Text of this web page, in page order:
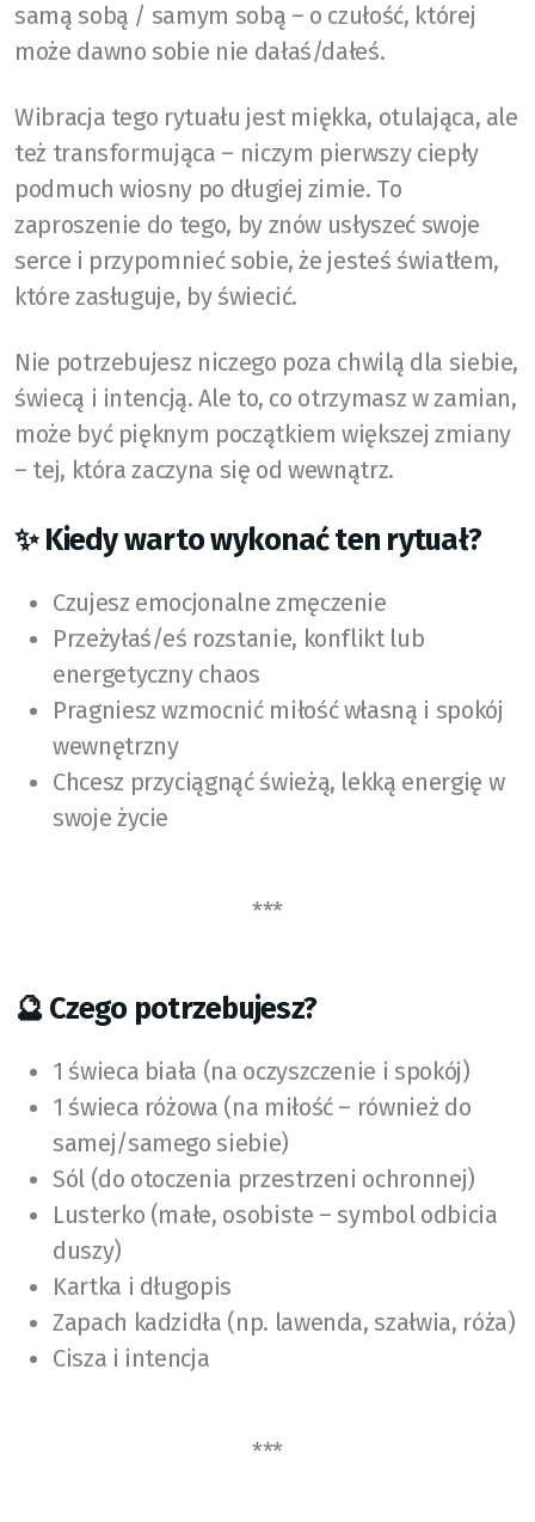
samą sobą / samym sobą – o czułość, której
może dawno sobie nie dałaś/dałeś.
Wibracja tego rytuału jest miękka, otulająca, ale
też transformująca – niczym pierwszy ciepły
podmuch wiosny po długiej zimie. To
zaproszenie do tego, by znów usłyszeć swoje
serce i przypomnieć sobie, że jesteś światłem,
które zasługuje, by świecić.
Nie potrzebujesz niczego poza chwilą dla siebie,
świecą i intencją. Ale to, co otrzymasz w zamian,
może być pięknym początkiem większej zmiany
– tej, która zaczyna się od wewnątrz.
✨ Kiedy warto wykonać ten rytuał?
Czujesz emocjonalne zmęczenie
Przeżyłaś/eś rozstanie, konflikt lub
energetyczny chaos
Pragniesz wzmocnić miłość własną i spokój
wewnętrzny
Chcesz przyciągnąć świeżą, lekką energię w
swoje życie
***
🔮 Czego potrzebujesz?
1 świeca biała (na oczyszczenie i spokój)
1 świeca różowa (na miłość – również do
samej/samego siebie)
Sól (do otoczenia przestrzeni ochronnej)
Lusterko (małe, osobiste – symbol odbicia
duszy)
Kartka i długopis
Zapach kadzidła (np. lawenda, szałwia, róża)
Cisza i intencja
***